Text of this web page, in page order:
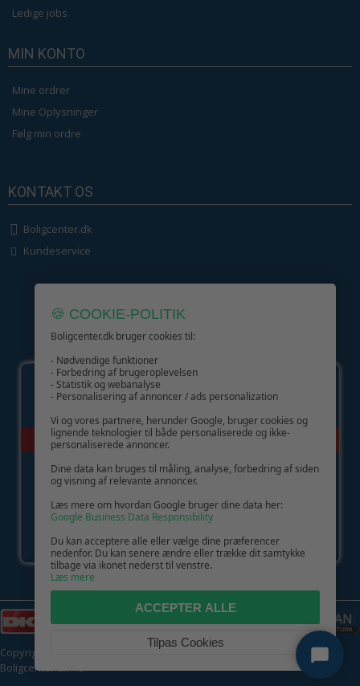
Ledige jobs
MIN KONTO
Mine ordrer
Mine Oplysninger
Følg min ordre
KONTAKT OS
Boligcenter.dk
Kundeservice
GIV GLÆDE MED ET GAVEKORT!
Copyright © 2026 | CVR: DK41222093 | Alle rettigheder forbeholdes |
Boligcenter.dk 🍪
🍪 COOKIE-POLITIK
Boligcenter.dk bruger cookies til:
- Nødvendige funktioner
- Forbedring af brugeroplevelsen
- Statistik og webanalyse
- Personalisering af annoncer / ads personalization
Vi og vores partnere, herunder Google, bruger cookies og
lignende teknologier til både personaliserede og ikke-
personaliserede annoncer.
Dine data kan bruges til måling, analyse, forbedring af siden
og visning af relevante annoncer.
Læs mere om hvordan Google bruger dine data her:
Google Business Data Responsibility
Du kan acceptere alle eller vælge dine præferencer
nedenfor. Du kan senere ændre eller trække dit samtykke
tilbage via ikonet nederst til venstre.
Læs mere
ACCEPTER ALLE
Tilpas Cookies